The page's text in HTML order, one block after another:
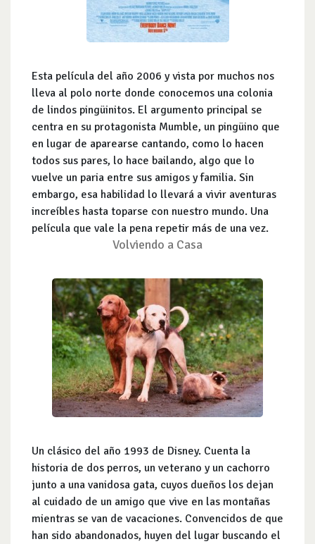
Esta película del año 2006 y vista por muchos nos
lleva al polo norte donde conocemos una colonia
de lindos pingüinitos. El argumento principal se
centra en su protagonista Mumble, un pingüino que
en lugar de aparearse cantando, como lo hacen
todos sus pares, lo hace bailando, algo que lo
vuelve un paria entre sus amigos y familia. Sin
embargo, esa habilidad lo llevará a vivir aventuras
increíbles hasta toparse con nuestro mundo. Una
película que vale la pena repetir más de una vez.
Volviendo a Casa
Un clásico del año 1993 de Disney. Cuenta la
historia de dos perros, un veterano y un cachorro
junto a una vanidosa gata, cuyos dueños los dejan
al cuidado de un amigo que vive en las montañas
mientras se van de vacaciones. Convencidos de que
han sido abandonados, huyen del lugar buscando el